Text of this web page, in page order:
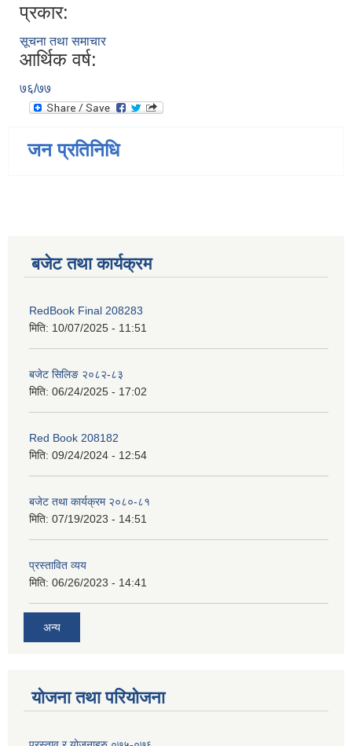
प्रकार:
सूचना तथा समाचार
आर्थिक वर्ष:
७६/७७
जन प्रतिनिधि
बजेट तथा कार्यक्रम
RedBook Final 208283
मिति: 10/07/2025 - 11:51
बजेट सिलिङ २०८२-८३
मिति: 06/24/2025 - 17:02
Red Book 208182
मिति: 09/24/2024 - 12:54
बजेट तथा कार्यक्रम २०८०-८१
मिति: 07/19/2023 - 14:51
प्रस्तावित व्यय
मिति: 06/26/2023 - 14:41
अन्य
योजना तथा परियोजना